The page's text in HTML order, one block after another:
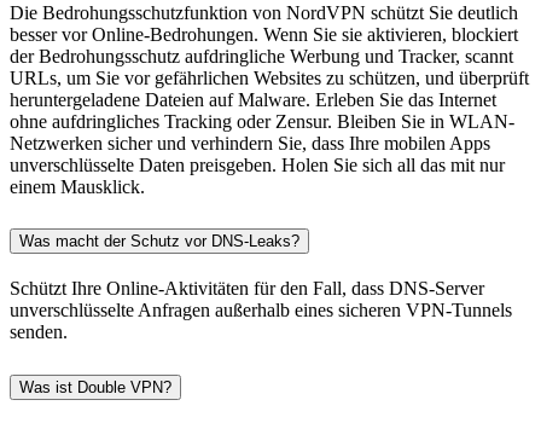
Die Bedrohungsschutzfunktion von NordVPN schützt Sie deutlich
besser vor Online-Bedrohungen. Wenn Sie sie aktivieren, blockiert
der Bedrohungsschutz aufdringliche Werbung und Tracker, scannt
URLs, um Sie vor gefährlichen Websites zu schützen, und überprüft
heruntergeladene Dateien auf Malware. Erleben Sie das Internet
ohne aufdringliches Tracking oder Zensur. Bleiben Sie in WLAN-
Netzwerken sicher und verhindern Sie, dass Ihre mobilen Apps
unverschlüsselte Daten preisgeben. Holen Sie sich all das mit nur
einem Mausklick.
Was macht der Schutz vor DNS-Leaks?
Schützt Ihre Online-Aktivitäten für den Fall, dass DNS-Server
unverschlüsselte Anfragen außerhalb eines sicheren VPN-Tunnels
senden.
Was ist Double VPN?